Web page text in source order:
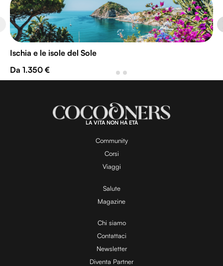
Ischia e le isole del Sole
Da 1.350 €
LA VITA NON HA ETÀ
Community
Corsi
Viaggi
Salute
Magazine
Chi siamo
Contattaci
Newsletter
Diventa Partner